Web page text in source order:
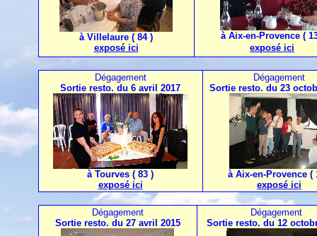
à Villelaure ( 84 )
exposé ici
à Aix-en-Provence (
exposé ici
Dégagement
Sortie resto. du 6 avril 2017
à Tourves ( 83 )
exposé ici
Dégagement
Sortie resto. du 23
à Aix-en-Provence (
exposé ici
Dégagement
Sortie resto. du 27 avril 2015
Dégagement
Sortie resto. du 12